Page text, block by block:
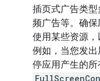
插页式广告类
频广告等。确
使用某些资源，
例如，当您发
停应用产生的